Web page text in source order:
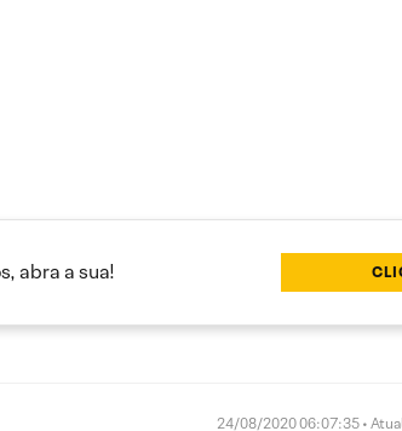
abra a sua!
24/08/2020 06:07:35 •